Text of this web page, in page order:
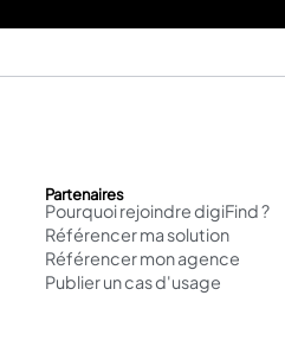
Partenaires
Pourquoi rejoindre digiFind ?
Référencer ma solution
Référencer mon agence
Publier un cas d'usage